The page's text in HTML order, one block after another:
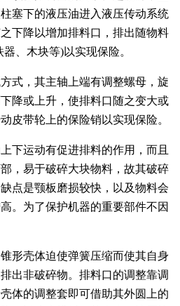
塞下的液压油进入液压传动系统
下降以增加排料口，排出随物料
、木块等)以实现保险。
式，其主轴上端有调整螺母，旋
降或上升，使排料口随之变大或
皮带轮上的保险销以实现保险。
下运动有促进排料的作用，而且
，易于破碎大块物料，故其破碎
点是颚板磨损较快，以及物料会
。为了保护机器的重要部件不因
形壳体迫使弹簧压缩而使其自身
出非破碎物。排料口的调整靠调
体的调整套即可借助其外圆上的